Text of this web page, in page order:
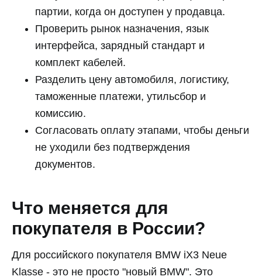
партии, когда он доступен у продавца.
Проверить рынок назначения, язык
интерфейса, зарядный стандарт и
комплект кабелей.
Разделить цену автомобиля, логистику,
таможенные платежи, утильсбор и
комиссию.
Согласовать оплату этапами, чтобы деньги
не уходили без подтверждения
документов.
Что меняется для
покупателя в России?
Для российского покупателя BMW iX3 Neue
Klasse - это не просто "новый BMW". Это